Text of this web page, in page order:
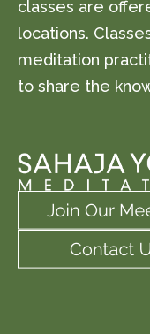
classes are
locations.
meditation
to share the